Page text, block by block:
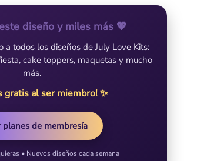
diseño y miles más 💖
a todos los diseños de July Love Kits:
cake toppers, maquetas y mucho
más.
gratis al ser miembro! ✨
planes de membresía
• Nuevos diseños cada semana